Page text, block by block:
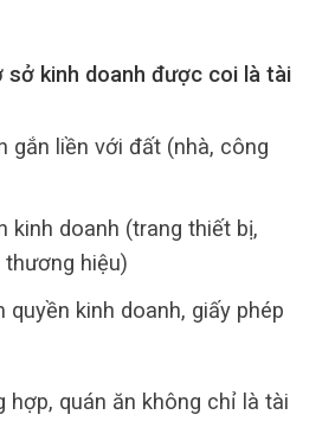
sở kinh doanh được coi là tài
gắn liền với đất (nhà, công
kinh doanh (trang thiết bị,
thương hiệu)
quyền kinh doanh, giấy phép
hợp, quán ăn không chỉ là tài